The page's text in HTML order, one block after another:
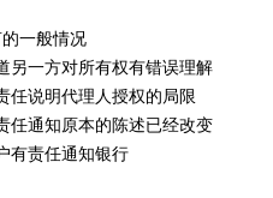
一般情况
另一方对所有权有错误理解
任说明代理人授权的局限
任通知原本的陈述已经改变
有责任通知银行